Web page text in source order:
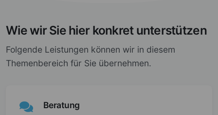
Wie wir Sie hier konkret unterstützen
Folgende Leistungen können wir in diesem
Themenbereich für Sie übernehmen.
Beratung